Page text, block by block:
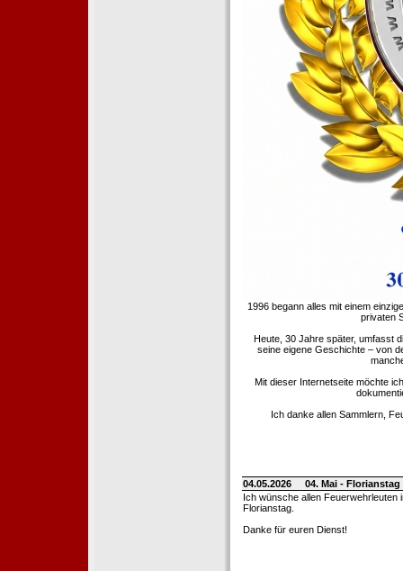
1996 begann alles mit einem
privaten
Heute, 30 Jahre später, umfasst
seine eigene Geschichte – von
Mit dieser Internetseite möchte
Ich danke allen Sammlern,
04.05.2026
04. Mai -
Ich wünsche allen Feuerwehrleuten
Florianstag.
Danke für euren Dienst!